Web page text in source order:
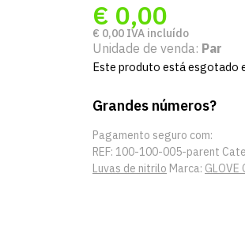
€ 0,00
€ 0,00 IVA incluído
Unidade de venda: Par
Este produto está esgotado
Grandes números?
Pagamento seguro com:
REF: 100-100-005-parent
Luvas de nitrilo Marca: GLOVE